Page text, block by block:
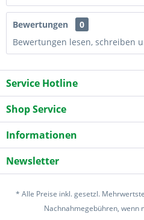
Bewertungen
0
Bewertungen lesen, schreiben
Service Hotline
Shop Service
Informationen
Newsletter
* Alle Preise inkl. gesetzl.
Nachnahmegebühren, wenn